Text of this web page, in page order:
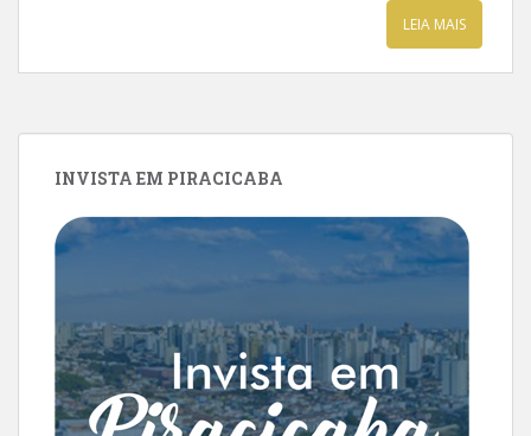
LEIA MAIS
INVISTA EM PIRACICABA